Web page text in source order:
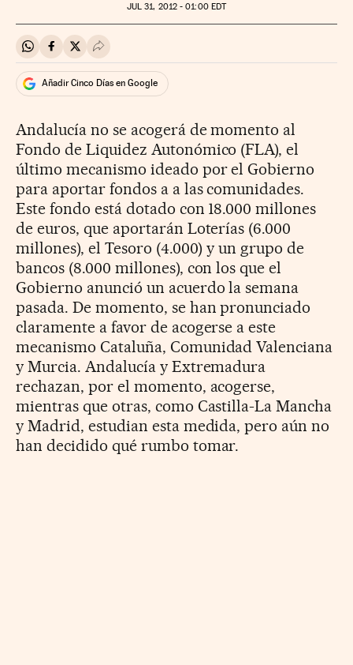
JUL 31, 2012 - 01:00EDT
Compartir en Whatsapp
Compartir en Facebook
Compartir en Twitter
Desplegar Redes Sociales
Añadir Cinco Días en Google
Andalucía no se acogerá de momento al
Fondo de Liquidez Autonómico (FLA), el
último mecanismo ideado por el Gobierno
para aportar fondos a a las comunidades.
Este fondo está dotado con 18.000 millones
de euros, que aportarán Loterías (6.000
millones), el Tesoro (4.000) y un grupo de
bancos (8.000 millones), con los que el
Gobierno anunció un acuerdo la semana
pasada. De momento, se han pronunciado
claramente a favor de acogerse a este
mecanismo Cataluña, Comunidad Valenciana
y Murcia. Andalucía y Extremadura
rechazan, por el momento, acogerse,
mientras que otras, como Castilla-La Mancha
y Madrid, estudian esta medida, pero aún no
han decidido qué rumbo tomar.